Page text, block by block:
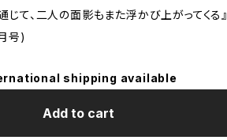
じて、二人の面影もまた浮かび上がってくる』
号)
shipping available
Add to cart